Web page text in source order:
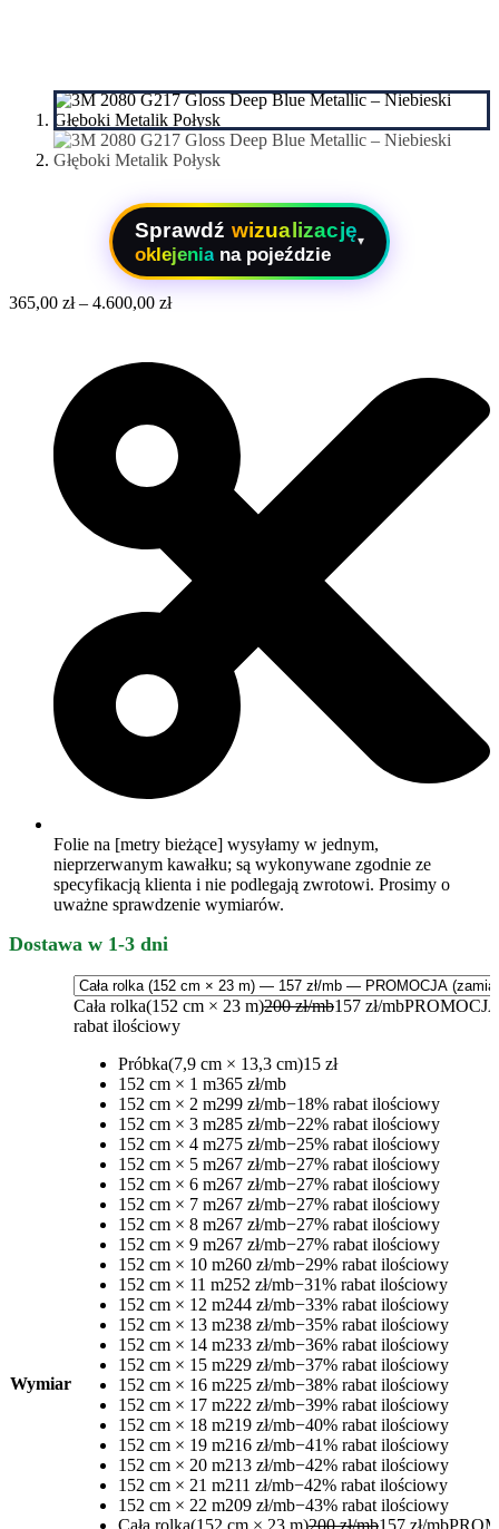
Sprawdź wizualizację
oklejenia na pojeździe
▾
365,00 zł– 4.600,00 zł
Folie na [metry bieżące] wysyłamy w jednym,
nieprzerwanym kawałku; są wykonywane zgodnie ze
specyfikacją klienta i nie podlegają zwrotowi. Prosimy o
uważne sprawdzenie wymiarów.
Dostawa w 1-3 dni
Wymiar
Cała rolka(152 cm × 23 m)200 zł/mb157 zł/mb
rabat ilościowy
Próbka(7,9 cm × 13,3 cm)15 zł
152 cm × 1 m365 zł/mb
152 cm × 2 m299 zł/mb−18% rabat ilościowy
152 cm × 3 m285 zł/mb−22% rabat ilościowy
152 cm × 4 m275 zł/mb−25% rabat ilościowy
152 cm × 5 m267 zł/mb−27% rabat ilościowy
152 cm × 6 m267 zł/mb−27% rabat ilościowy
152 cm × 7 m267 zł/mb−27% rabat ilościowy
152 cm × 8 m267 zł/mb−27% rabat ilościowy
152 cm × 9 m267 zł/mb−27% rabat ilościowy
152 cm × 10 m260 zł/mb−29% rabat ilościowy
152 cm × 11 m252 zł/mb−31% rabat ilościowy
152 cm × 12 m244 zł/mb−33% rabat ilościowy
152 cm × 13 m238 zł/mb−35% rabat ilościowy
152 cm × 14 m233 zł/mb−36% rabat ilościowy
152 cm × 15 m229 zł/mb−37% rabat ilościowy
152 cm × 16 m225 zł/mb−38% rabat ilościowy
152 cm × 17 m222 zł/mb−39% rabat ilościowy
152 cm × 18 m219 zł/mb−40% rabat ilościowy
152 cm × 19 m216 zł/mb−41% rabat ilościowy
152 cm × 20 m213 zł/mb−42% rabat ilościowy
152 cm × 21 m211 zł/mb−42% rabat ilościowy
152 cm × 22 m209 zł/mb−43% rabat ilościowy
Cała rolka(152 cm × 23 m)200 zł/mb157 zł/mb